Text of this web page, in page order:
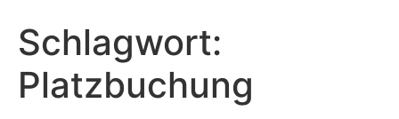
Schlagwort:
Platzbuchung